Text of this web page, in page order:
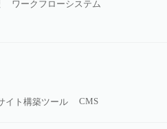
ワークフローシステム
イト構築ツール CMS